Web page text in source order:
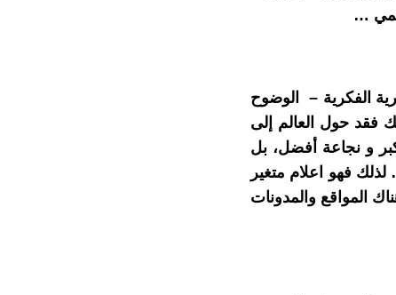
…
الفكرية – الوضوح
فقد حول العالم إلى
و نجاعة أفضل، بل
فهو اعلام متغير
المواقع والمدونات